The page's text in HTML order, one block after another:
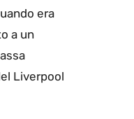
era
a un
Liverpool